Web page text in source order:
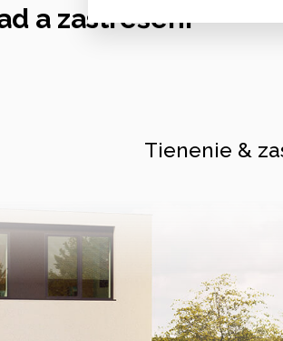
a zastrešení
Tienenie &